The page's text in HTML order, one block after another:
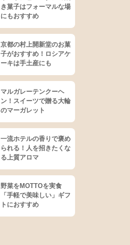
き菓子はフォーマルな場
にもおすすめ
京都の村上開新堂のお菓
子がおすすめ！ロシアケ
ーキは手土産にも
マルガレーテンクーヘ
ン！スイーツで贈る大輪
のマーガレット
一流ホテルの香りで褒め
られる！人を招きたくな
る上質アロマ
野菜をMOTTOを実食
「手軽で美味しい」ギフ
トにおすすめ